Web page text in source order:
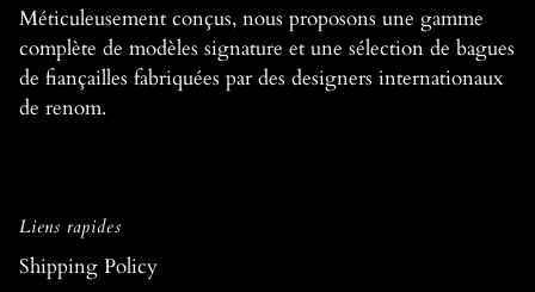
Méticuleusement conçus, nous proposons une gamme
complète de modèles signature et une sélection de bagues
de fiançailles fabriquées par des designers internationaux
de renom.
Liens rapides
Shipping Policy